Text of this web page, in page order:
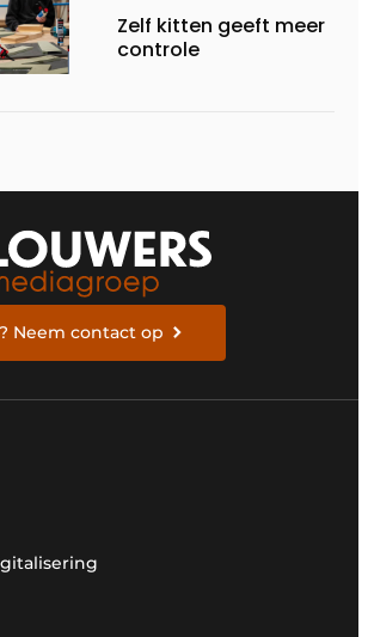
Zelf kitten geeft meer
controle
Neem contact op